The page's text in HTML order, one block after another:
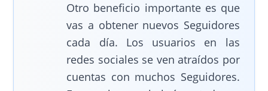
Otro beneficio importante es que
vas a obtener nuevos Seguidores
cada día. Los usuarios en las
redes sociales se ven atraídos por
cuentas con muchos Seguidores.